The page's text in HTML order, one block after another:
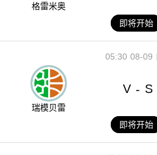
格雷米奥
即将开始
08-09
05:30
瑞模贝雷
V - S
即将开始